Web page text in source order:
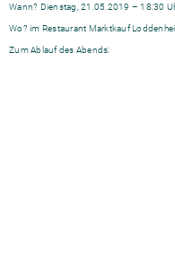
Wann? Dienstag, 21.05.2019 – 18:30
Wo? im Restaurant Marktkauf
Zum Ablauf des Abends: